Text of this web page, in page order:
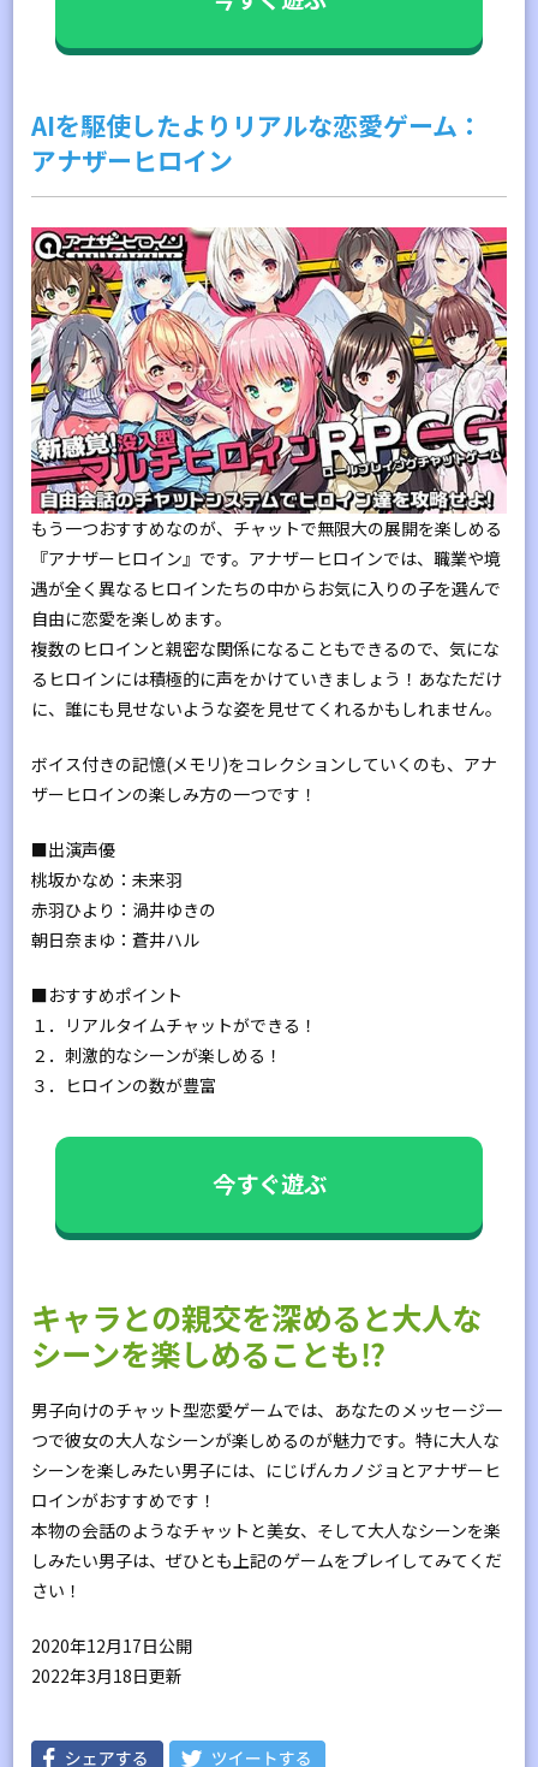
AIを駆使したよりリアルな恋愛ゲーム：
アナザーヒロイン
もう一つおすすめなのが、チャットで無限大の展開を楽しめる
『アナザーヒロイン』です。アナザーヒロインでは、職業や境
遇が全く異なるヒロインたちの中からお気に入りの子を選んで
自由に恋愛を楽しめます。
複数のヒロインと親密な関係になることもできるので、気にな
るヒロインには積極的に声をかけていきましょう！あなただけ
に、誰にも見せないような姿を見せてくれるかもしれません。
ボイス付きの記憶(メモリ)をコレクションしていくのも、アナ
ザーヒロインの楽しみ方の一つです！
■出演声優
桃坂かなめ：未来羽
赤羽ひより：渦井ゆきの
朝日奈まゆ：蒼井ハル
■おすすめポイント
１．リアルタイムチャットができる！
２．刺激的なシーンが楽しめる！
３．ヒロインの数が豊富
今すぐ遊ぶ
キャラとの親交を深めると大人な
シーンを楽しめることも⁉
男子向けのチャット型恋愛ゲームでは、あなたのメッセージ一
つで彼女の大人なシーンが楽しめるのが魅力です。特に大人な
シーンを楽しみたい男子には、にじげんカノジョとアナザーヒ
ロインがおすすめです！
本物の会話のようなチャットと美女、そして大人なシーンを楽
しみたい男子は、ぜひとも上記のゲームをプレイしてみてくだ
さい！
2020年12月17日公開
2022年3月18日更新